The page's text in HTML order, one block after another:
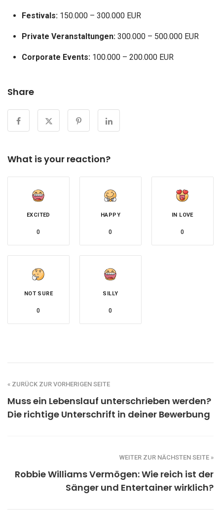
Festivals:150.000 – 300.000 EUR
Private Veranstaltungen:300.000 – 500.000 EUR
Corporate Events:100.000 – 200.000 EUR
Share
What is your reaction?
EXCITED
0
HAPPY
0
IN LOVE
0
NOT SURE
0
SILLY
0
« ZURÜCK ZUR VORHERIGEN SEITE
Muss ein Lebenslauf unterschrieben werden?
Die richtige Unterschrift in deiner Bewerbung
WEITER ZUR NÄCHSTEN SEITE »
Robbie Williams Vermögen: Wie reich ist der
Sänger und Entertainer wirklich?